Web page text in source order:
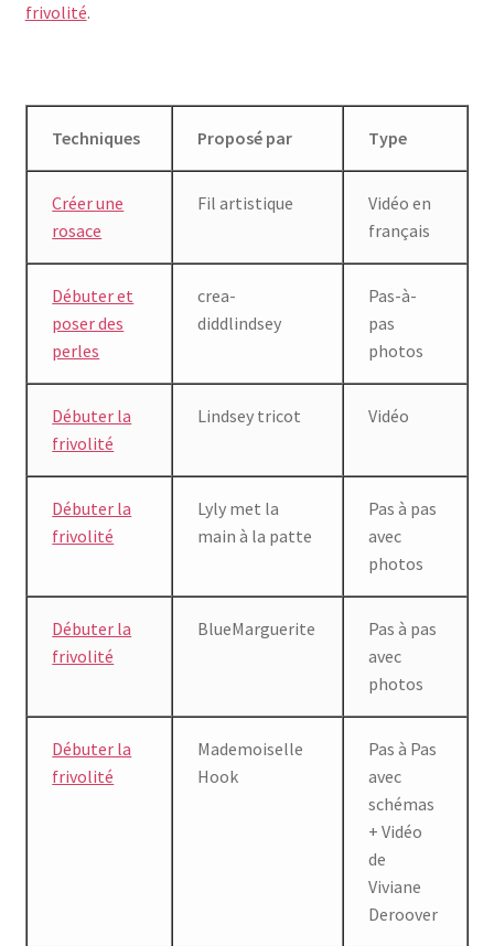
Livres et périodiques anciens
Tutoriels à l’aiguille
Tutoriels frivolité à la navette
frivolité.
Techniques Proposé par Type
Créer une
rosace
Fil artistique
Vidéo en
français
Débuter et
poser des
perles
crea-
diddlindsey
Pas-à-
pas
photos
Débuter la
frivolité
Lindsey tricot Vidéo
Débuter la
frivolité
Lyly met la
main à la patte
Pas à pas
avec
photos
Débuter la
frivolité
BlueMarguerite
Pas à pas
avec
photos
Débuter la
frivolité
Mademoiselle
Hook
Pas à Pas
avec
schémas
+ Vidéo
de
Viviane
Deroover